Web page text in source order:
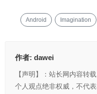
Android Imagination
作者: dawei
【声明】：站长网内容转
个人观点绝非权威，不代